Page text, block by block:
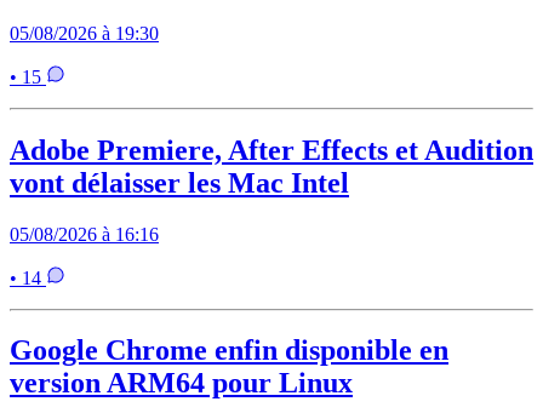
05/08/2026 à 19:30
• 15
Adobe Premiere, After Effects et Audition
vont délaisser les Mac Intel
05/08/2026 à 16:16
• 14
Google Chrome enfin disponible en
version ARM64 pour Linux